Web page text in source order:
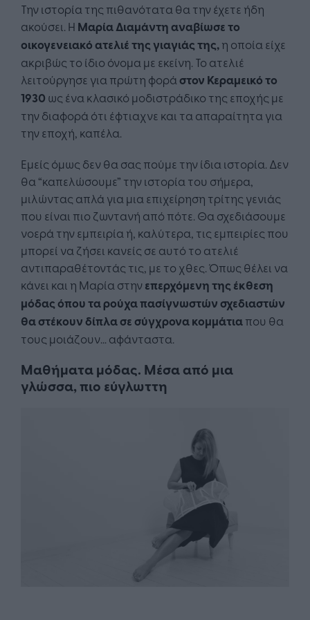
Την ιστορία της πιθανότατα θα την έχετε ήδη
ακούσει. Η Μαρία Διαμάντη αναβίωσε το
οικογενειακό ατελιέ της γιαγιάς της,η οποία είχε
ακριβώς το ίδιο όνομα με εκείνη. Το ατελιέ
λειτούργησε για πρώτη φοράστον Κεραμεικό το
1930 ως ένα κλασικό μοδιστράδικο της εποχής με
την διαφορά ότι έφτιαχνε και τα απαραίτητα για
την εποχή, καπέλα.
Εμείς όμως δεν θα σας πούμε την ίδια ιστορία. Δεν
θα “καπελώσουμε” την ιστορία του σήμερα,
μιλώντας απλά για μια επιχείρηση τρίτης γενιάς
που είναι πιο ζωντανή από πότε. Θα σχεδιάσουμε
νοερά την εμπειρία ή, καλύτερα, τις εμπειρίες που
μπορεί να ζήσει κανείς σε αυτό το ατελιέ
αντιπαραθέτοντάς τις, με το χθες. Όπως θέλει να
κάνει και η Μαρία στηνεπερχόμενη της έκθεση
μόδας όπου τα ρούχα πασίγνωστών σχεδιαστών
θα στέκουν δίπλα σε σύγχρονα κομμάτιαπου θα
τους μοιάζουν… αφάνταστα.
Μαθήματα μόδας. Μέσα από μια
γλώσσα, πιο εύγλωττη